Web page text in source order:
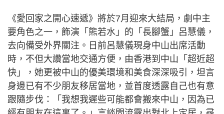
《愛回家之開心速遞》將於7月迎來大結局，劇中主
要角色之一，飾演「熊若水」的「長腳蟹」呂慧儀，
去向備受外界關注。日前呂慧儀現身中山出席活動
時，不但大讚當地交通方便，由香港到中山「超近超
快」，她更被中山的優美環境和美食深深吸引，坦言
身邊已有不少朋友移居當地，並首度透露自己也有意
跟隨步伐：「我想我遲些可能都會搬來中山，因為已